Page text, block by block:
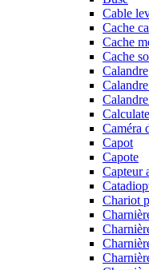
Cable
Cache
Cache
Cache
Calandre
Caméra
Capot
Capote
Capteur
Chariot